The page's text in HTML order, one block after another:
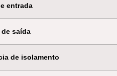
entrada
saída
de isolamento